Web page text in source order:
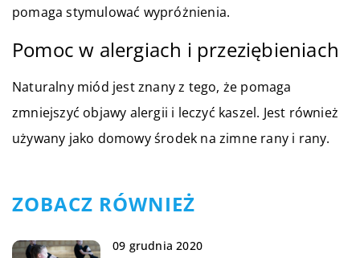
pomaga stymulować wypróżnienia.
Pomoc w alergiach i przeziębieniach
Naturalny miód jest znany z tego, że pomaga
zmniejszyć objawy alergii i leczyć kaszel. Jest również
używany jako domowy środek na zimne rany i rany.
ZOBACZ RÓWNIEŻ
09 grudnia 2020